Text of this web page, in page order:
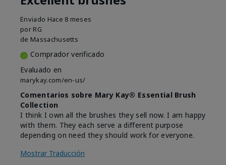
Enviado Hace 8 meses
por RG
de Massachusetts
Comprador verificado
Evaluado en
marykay.com/en-us/
Comentarios sobre Mary Kay® Essential Brush
Collection
I think I own all the brushes they sell now. I am happy
with them. They each serve a different purpose
depending on need they should work for everyone.
Mostrar Traducción